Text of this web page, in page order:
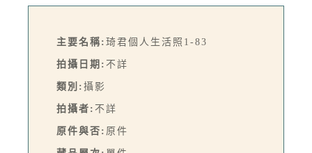
主要名稱: 琦君個人生活照1-83
拍攝日期: 不詳
類別: 攝影
拍攝者: 不詳
原件與否: 原件